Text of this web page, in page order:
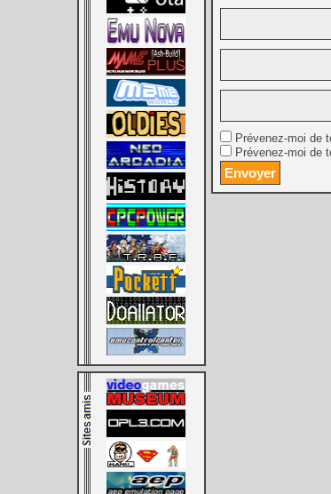
Prévenez-moi de
Prévenez-moi de